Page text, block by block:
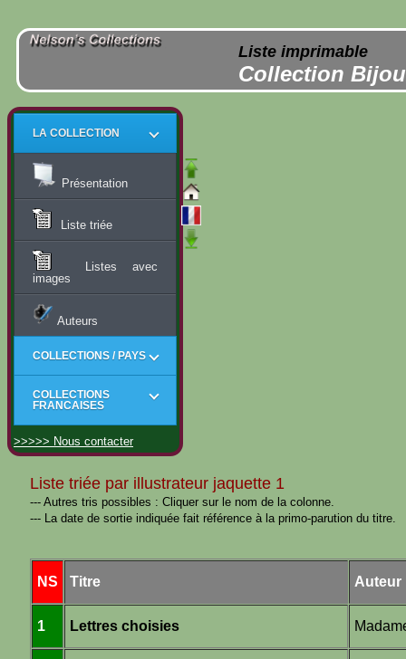
Liste imprimable
Collection Bijou
LA COLLECTION
Présentation
Liste triée
Listes avec
images
Auteurs
COLLECTIONS / PAYS
COLLECTIONS
FRANCAISES
>>>>> Nous contacter
Liste triée par illustrateur jaquette 1
--- Autres tris possibles : Cliquer sur le nom de la colonne.
--- La date de sortie indiquée fait référence à la primo-parution du titre.
NS Titre Auteur
1 Lettres choisies